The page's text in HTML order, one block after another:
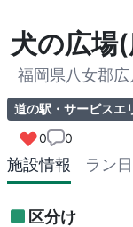
犬の広場
福岡県八女郡
道の駅・サービスエ
0
0
施設情報 ラン
区分け